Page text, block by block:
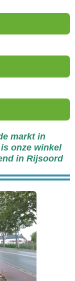
markt in
onze winkel
in Rijsoord